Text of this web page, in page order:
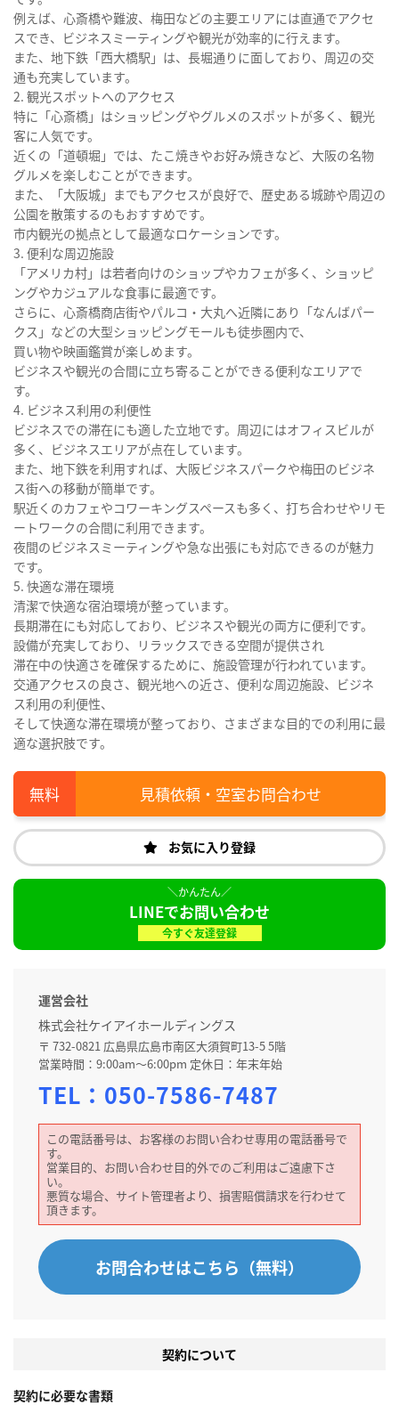
例えば、心斎橋や難波、梅田などの主要エリアには直通でアクセ
スでき、ビジネスミーティングや観光が効率的に行えます。
また、地下鉄「西大橋駅」は、長堀通りに面しており、周辺の交
通も充実しています。
2. 観光スポットへのアクセス
特に「心斎橋」はショッピングやグルメのスポットが多く、観光
客に人気です。
近くの「道頓堀」では、たこ焼きやお好み焼きなど、大阪の名物
グルメを楽しむことができます。
また、「大阪城」までもアクセスが良好で、歴史ある城跡や周辺の
公園を散策するのもおすすめです。
市内観光の拠点として最適なロケーションです。
3. 便利な周辺施設
「アメリカ村」は若者向けのショップやカフェが多く、ショッピ
ングやカジュアルな食事に最適です。
さらに、心斎橋商店街やパルコ・大丸へ近隣にあり「なんばパー
クス」などの大型ショッピングモールも徒歩圏内で、
買い物や映画鑑賞が楽しめます。
ビジネスや観光の合間に立ち寄ることができる便利なエリアで
す。
4. ビジネス利用の利便性
ビジネスでの滞在にも適した立地です。周辺にはオフィスビルが
多く、ビジネスエリアが点在しています。
また、地下鉄を利用すれば、大阪ビジネスパークや梅田のビジネ
ス街への移動が簡単です。
駅近くのカフェやコワーキングスペースも多く、打ち合わせやリモ
ートワークの合間に利用できます。
夜間のビジネスミーティングや急な出張にも対応できるのが魅力
です。
5. 快適な滞在環境
清潔で快適な宿泊環境が整っています。
長期滞在にも対応しており、ビジネスや観光の両方に便利です。
設備が充実しており、リラックスできる空間が提供され
滞在中の快適さを確保するために、施設管理が行われています。
交通アクセスの良さ、観光地への近さ、便利な周辺施設、ビジネ
ス利用の利便性、
そして快適な滞在環境が整っており、さまざまな目的での利用に最
適な選択肢です。
見積依頼・空室お問合わせ
お気に入り登録
LINEでお問い合わせ
今すぐ友達登録
運営会社
株式会社ケイアイホールディングス
〒 732-0821 広島県広島市南区大須賀町13-5 5階
営業時間：9:00am～6:00pm 定休日：年末年始
TEL： 050-7586-7487
この電話番号は、お客様のお問い合わせ専用の電話番号で
す。
営業目的、お問い合わせ目的外でのご利用はご遠慮下さ
い。
悪質な場合、サイト管理者より、損害賠償請求を行わせて
頂きます。
お問合わせはこちら（無料）
契約について
契約に必要な書類